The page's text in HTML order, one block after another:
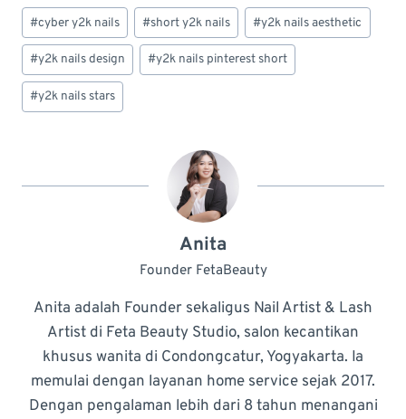
Post
Tags:
#cyber y2k nails #short y2k nails #y2k nails aesthetic
#y2k nails design #y2k nails pinterest short
#y2k nails stars
Anita
Founder FetaBeauty
Anita adalah Founder sekaligus Nail Artist & Lash
Artist di Feta Beauty Studio, salon kecantikan
khusus wanita di Condongcatur, Yogyakarta. Ia
memulai dengan layanan home service sejak 2017.
Dengan pengalaman lebih dari 8 tahun menangani